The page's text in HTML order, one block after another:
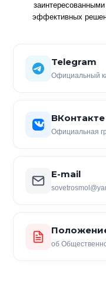
эффективных
Telegram
Официальный
ВКонтакте
Официальная
E-mail
об